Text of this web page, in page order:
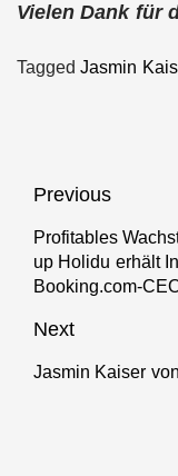
Vielen Dank für
TaggedJasmin
Previous
Previous
post:
Profitables
up Holidu erhält
Booking.com-
Next
Next
Jasmin Kaiser